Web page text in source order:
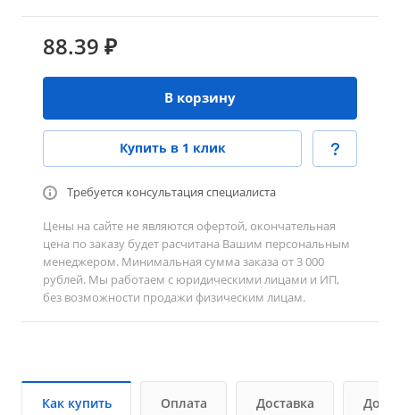
88.39 ₽
В корзину
Купить в 1 клик
Требуется консультация специалиста
Цены на сайте не являются офертой, окончательная
цена по заказу будет расчитана Вашим персональным
менеджером. Минимальная сумма заказа от 3 000
рублей. Мы работаем с юридическими лицами и ИП,
без возможности продажи физическим лицам.
Как купить Оплата Доставка